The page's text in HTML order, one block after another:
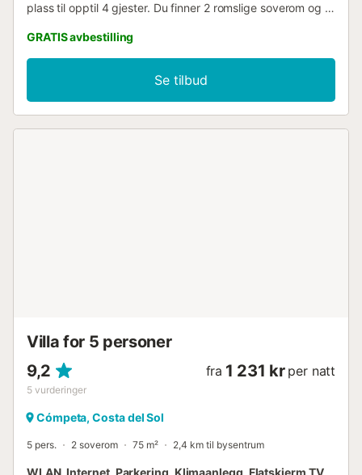
plass til opptil 4 gjester. Du finner 2 romslige soverom og 1
med kapsler og et begrenset antall kapsler. Fasiliteter
inkluderer Wi-Fi egnet for videosamtaler, klimaanlegg, TV
og vaskemaskin. Familier som reiser med små barn vil
sette pris på tilgjengeligheten av barneseng og barnestol.
Gå utenfor for å nyte din private hage, overbygd terrasse
GRATIS avbestilling
Se tilbud
Villa for 5 personer
9,2
5 vurderinger
fra 1 231 kr per natt
Cómpeta, Costa del Sol
5 pers. 2 soverom 75 m² 2,4 km til bysentrum